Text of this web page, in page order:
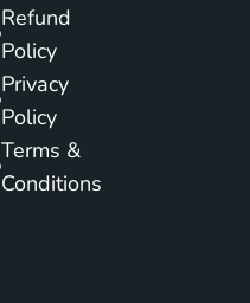
Refund
Policy
Privacy
Policy
Terms &
Conditions